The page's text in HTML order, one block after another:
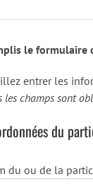
le formulaire
entrer les
les champs sont
du
du ou de la